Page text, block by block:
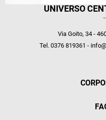
UNIVERSO
Via Goito, 34 -
Tel. 0376 819361 -
Chi